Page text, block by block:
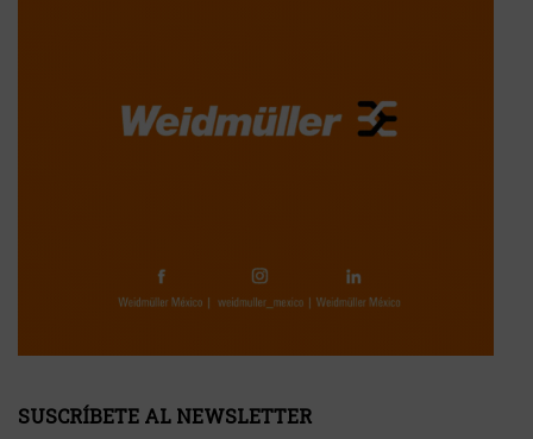
SUSCRÍBETE AL NEWSLETTER